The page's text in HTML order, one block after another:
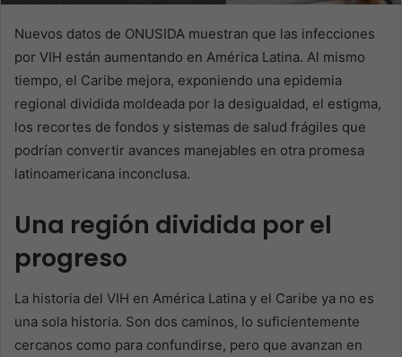
Nuevos datos de ONUSIDA muestran que las infecciones
por VIH están aumentando en América Latina. Al mismo
tiempo, el Caribe mejora, exponiendo una epidemia
regional dividida moldeada por la desigualdad, el estigma,
los recortes de fondos y sistemas de salud frágiles que
podrían convertir avances manejables en otra promesa
latinoamericana inconclusa.
Una región dividida por el
progreso
La historia del VIH en América Latina y el Caribe ya no es
una sola historia. Son dos caminos, lo suficientemente
cercanos como para confundirse, pero que avanzan en